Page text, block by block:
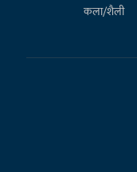
कला/शैली